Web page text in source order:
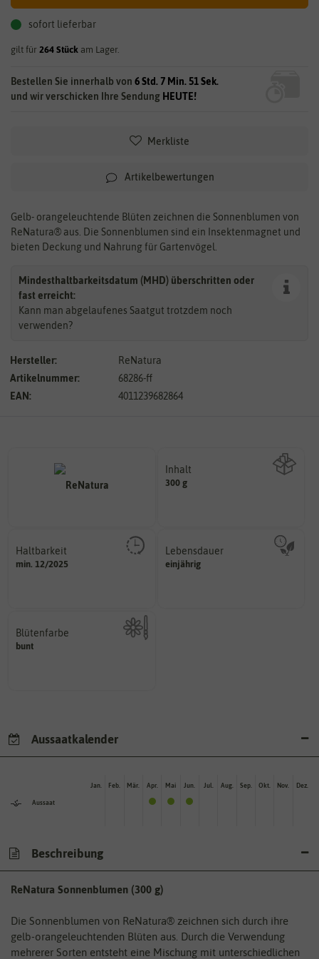
sofort lieferbar
gilt für 264 Stück am Lager.
Bestellen Sie innerhalb von 6 Std. 7 Min. 50 Sek.
und wir verschicken Ihre Sendung HEUTE!
Merkliste
Artikelbewertungen
Gelb- orangeleuchtende Blüten zeichnen die Sonnenblumen von
ReNatura® aus. Die Sonnenblumen sind ein Insektenmagnet und
bieten Deckung und Nahrung für Gartenvögel.
Mindesthaltbarkeitsdatum (MHD) überschritten oder
fast erreicht:
Kann man abgelaufenes Saatgut trotzdem noch
verwenden?
Hersteller:
ReNatura
Artikelnummer:
68286-ff
EAN:
4011239682864
Inhalt
300 g
Haltbarkeit
min. 12/2025
und Pflanzgut sehr gut keimen
sollte.
Lebensdauer
einjährig
einjährig, zweijährig oder
mehrjährig.
Blütenfarbe
bunt
Kann auch mehrfarbig sein.
Aussaatkalender
Aussaat
Jan. Feb. Mär. Apr. Mai Jun. Jul. Aug. Sep. Okt. Nov. Dez.
Beschreibung
ReNatura Sonnenblumen (300 g)
Die Sonnenblumen von ReNatura® zeichnen sich durch ihre
gelb-orangeleuchtenden Blüten aus. Durch die Verwendung
mehrerer Sorten entsteht eine Mischung mit unterschiedlichen